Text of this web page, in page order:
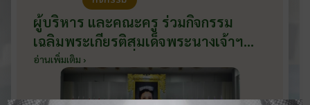
ผู้บริหาร และคณะครู ร่วมกิจกรรม
เฉลิมพระเกียรติสมเด็จพระนางเจ้าฯ
พระบรมราชินี เนื่องในโอกาสวันเฉลิม
พระชนมพรรษา กับหน่วยงานอำเภอ
เมืองบ้านโป่ง ณ ศาลาประชาคมริมน้ำ
อ่านเพิ่มเติม ›